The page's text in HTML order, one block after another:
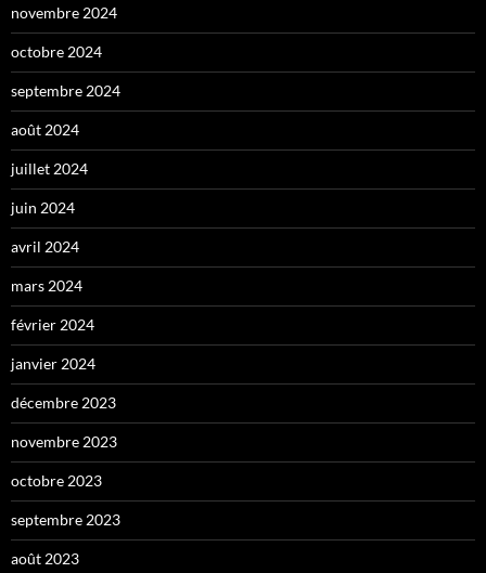
novembre 2024
octobre 2024
septembre 2024
août 2024
juillet 2024
juin 2024
avril 2024
mars 2024
février 2024
janvier 2024
décembre 2023
novembre 2023
octobre 2023
septembre 2023
août 2023